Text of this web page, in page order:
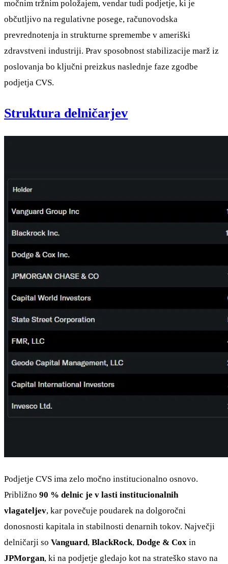
močnim tržnim položajem, vendar tudi podjetje, ki je
občutljivo na regulativne posege, računovodska
prevrednotenja in strukturne spremembe v ameriški
zdravstveni industriji. Prav sposobnost stabilizacije marž iz
poslovanja bo ključni preizkus naslednje faze zgodbe
podjetja CVS.
Struktura delničarjev
Podjetje CVS ima zelo močno institucionalno osnovo.
Približno 90 % delnic je v lasti institucionalnih
vlagateljev, kar povečuje poudarek na dolgoročni
donosnosti kapitala in stabilnosti denarnih tokov. Največji
delničarji so Vanguard, BlackRock, Dodge & Cox in
JPMorgan, ki na podjetje gledajo kot na strateško stavo na